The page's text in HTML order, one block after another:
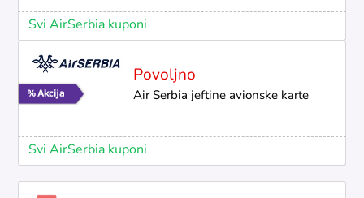
Svi AirSerbia kuponi
Povoljno
Air Serbia jeftine avionske karte
Svi AirSerbia kuponi